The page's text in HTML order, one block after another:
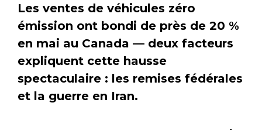
Les ventes de véhicules zéro
émission ont bondi de près de 20 %
en mai au Canada — deux facteurs
expliquent cette hausse
spectaculaire : les remises fédérales
et la guerre en Iran.